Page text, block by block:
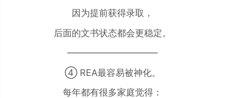
因为提前获得录取，
后面的文书状态都会更稳定。
——————————
④ REA最容易被神化。
每年都有很多家庭觉得：